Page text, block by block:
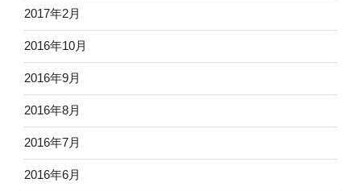
2017年2月
2016年10月
2016年9月
2016年8月
2016年7月
2016年6月